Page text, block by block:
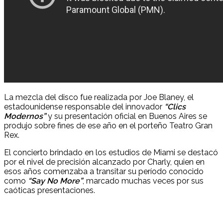
La mezcla del disco fue realizada por Joe Blaney, el
estadounidense responsable del innovador “Clics
Modernos”y su presentación oficial en Buenos Aires se
produjo sobre fines de ese año en el porteño Teatro Gran
Rex.
El concierto brindado en los estudios de Miami se destacó
por el nivel de precisión alcanzado por Charly, quien en
esos años comenzaba a transitar su período conocido
como “Say No More”, marcado muchas veces por sus
caóticas presentaciones.